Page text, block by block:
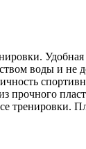
воды и не
прочного
тренировки.